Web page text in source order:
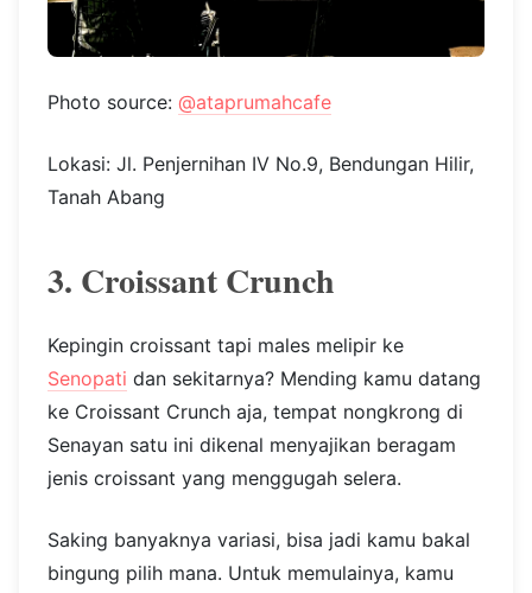
Photo source: @ataprumahcafe
Lokasi: Jl. Penjernihan IV No.9, Bendungan Hilir,
Tanah Abang
3. Croissant Crunch
Kepingin croissant tapi males melipir ke
Senopati dan sekitarnya? Mending kamu datang
ke Croissant Crunch aja, tempat nongkrong di
Senayan satu ini dikenal menyajikan beragam
jenis croissant yang menggugah selera.
Saking banyaknya variasi, bisa jadi kamu bakal
bingung pilih mana. Untuk memulainya, kamu